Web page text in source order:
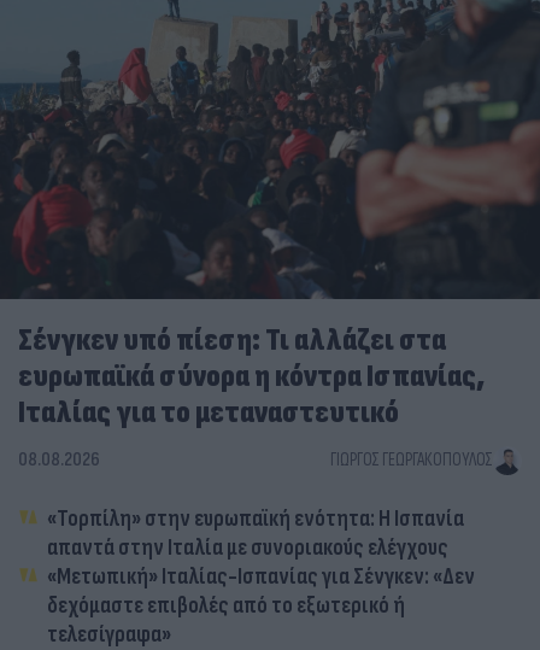
Σένγκεν υπό πίεση: Τι αλλάζει στα
ευρωπαϊκά σύνορα η κόντρα Ισπανίας,
Ιταλίας για το μεταναστευτικό
08.08.2026 ΓΙΏΡΓΟΣ ΓΕΩΡΓΑΚΌΠΟΥΛΟΣ
«Τορπίλη» στην ευρωπαϊκή ενότητα: Η Ισπανία
απαντά στην Ιταλία με συνοριακούς ελέγχους
«Μετωπική» Ιταλίας-Ισπανίας για Σένγκεν: «Δεν
δεχόμαστε επιβολές από το εξωτερικό ή
τελεσίγραφα»